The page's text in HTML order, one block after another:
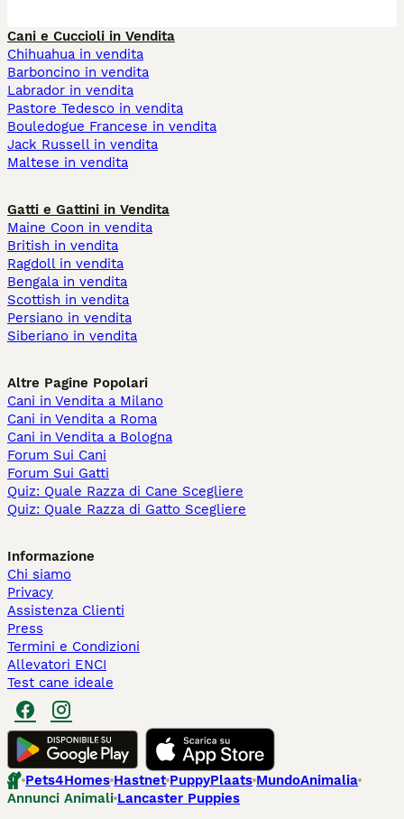
Cani e Cuccioli in Vendita
Chihuahua in vendita
Barboncino in vendita
Labrador in vendita
Pastore Tedesco in vendita
Bouledogue Francese in vendita
Jack Russell in vendita
Maltese in vendita
Gatti e Gattini in Vendita
Maine Coon in vendita
British in vendita
Ragdoll in vendita
Bengala in vendita
Scottish in vendita
Persiano in vendita
Siberiano in vendita
Altre Pagine Popolari
Cani in Vendita a Milano
Cani in Vendita a Roma
Cani in Vendita a Bologna
Forum Sui Cani
Forum Sui Gatti
Quiz: Quale Razza di Cane Scegliere
Quiz: Quale Razza di Gatto Scegliere
Informazione
Chi siamo
Privacy
Assistenza Clienti
Press
Termini e Condizioni
Allevatori ENCI
Test cane ideale
Pets4Homes Hastnet PuppyPlaats MundoAnimalia
Annunci Animali Lancaster Puppies